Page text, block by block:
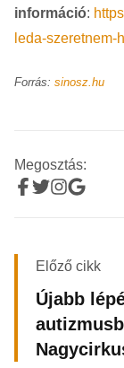
információ:
leda-szeretnem-
Forrás: sinosz.hu
Megosztás:
Előző cikk
Újabb